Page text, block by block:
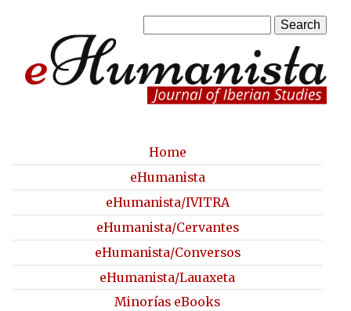
to
main
content
M
a
i
Home
eHumanista
eHumanista/IVITRA
eHumanista/Cervantes
eHumanista/Conversos
eHumanista/Lauaxeta
Minorías eBooks
e
a
c
h
f
o
r
m
a
r